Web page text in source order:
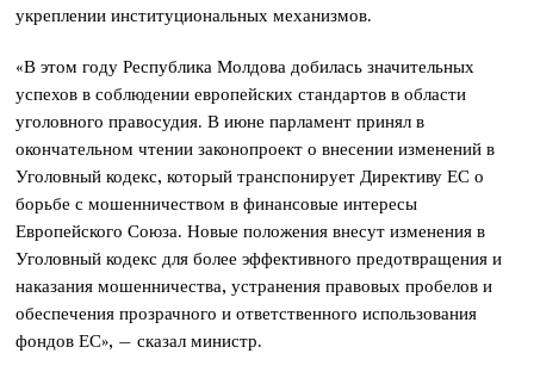
укреплении институциональных механизмов.
«В этом году Республика Молдова добилась значительных
успехов в соблюдении европейских стандартов в области
уголовного правосудия. В июне парламент принял в
окончательном чтении законопроект о внесении изменений в
Уголовный кодекс, который транспонирует Директиву ЕС о
борьбе с мошенничеством в финансовые интересы
Европейского Союза. Новые положения внесут изменения в
Уголовный кодекс для более эффективного предотвращения и
наказания мошенничества, устранения правовых пробелов и
обеспечения прозрачного и ответственного использования
фондов ЕС», – сказал министр.